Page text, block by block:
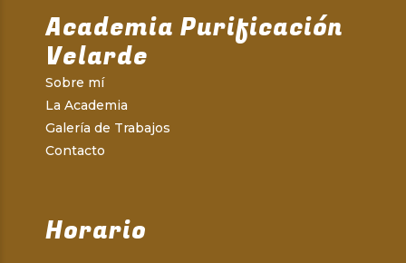
Academia Purificación
Velarde
Sobre mí
La Academia
Galería de Trabajos
Contacto
Horario